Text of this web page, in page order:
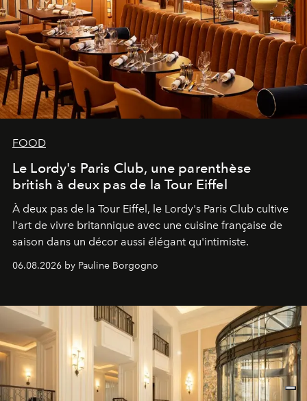
FOOD
Le Lordy's Paris Club, une parenthèse
british à deux pas de la Tour Eiffel
À deux pas de la Tour Eiffel, le Lordy's Paris Club cultive
l'art de vivre britannique avec une cuisine française de
saison dans un décor aussi élégant qu'intimiste.
06.08.2026 by Pauline Borgogno